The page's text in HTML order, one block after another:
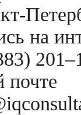
на
почте